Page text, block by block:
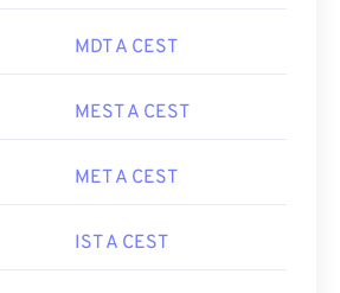
MDT A CEST
MEST A CEST
MET A CEST
IST A CEST